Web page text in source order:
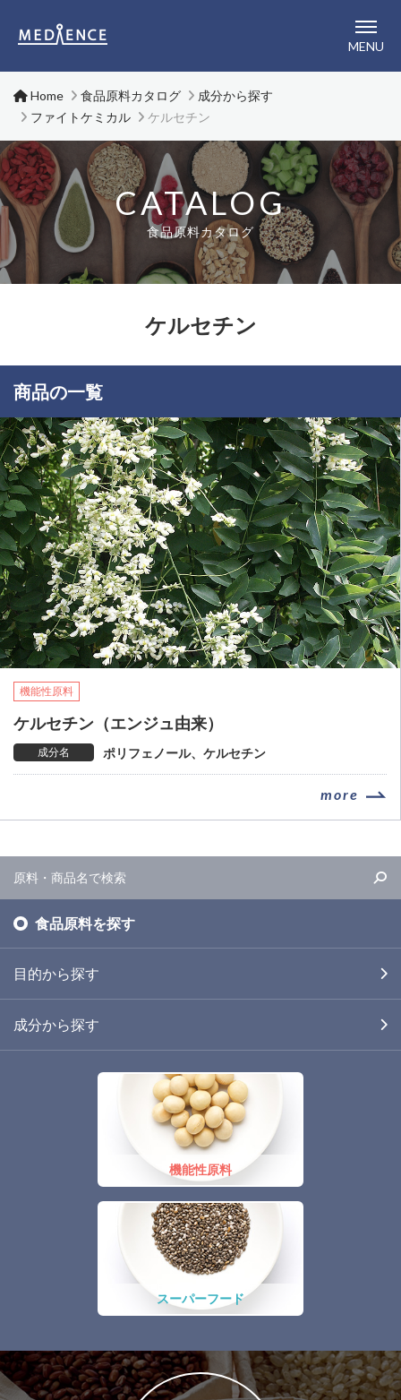
MENU
Home 食品原料カタログ
成分から探す
ファイトケミカル
ケルセチン
CATALOG
食品原料カタログ
ケルセチン
商品の一覧
機能性原料
ケルセチン（エンジュ由来）
成分名 ポリフェノール、ケルセチン
more
食品原料を探す
目的から探す
成分から探す
機能性原料
スーパーフード